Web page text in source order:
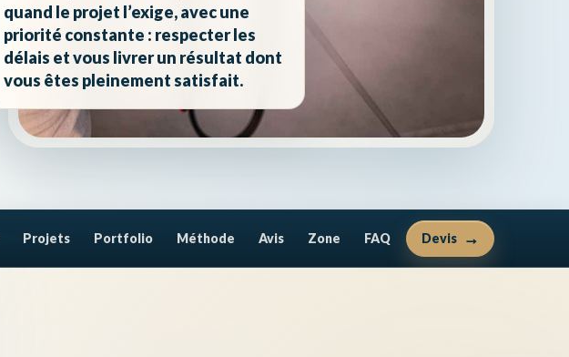
quand le projet l’exige, avec une
priorité constante : respecter les
délais et vous livrer un résultat dont
vous êtes pleinement satisfait.
Projets Portfolio Méthode Avis Zone FAQ Devis